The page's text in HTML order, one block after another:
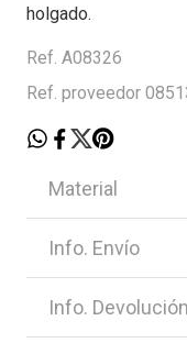
holgado.
Ref. A08326
Ref. proveedor
Material
Info. Envío
Info. Devolución